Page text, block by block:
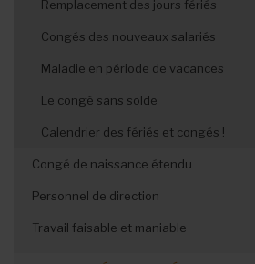
Remplacement des jours fériés
Congés des nouveaux salariés
Maladie en période de vacances
Le congé sans solde
Calendrier des fériés et congés !
Congé de naissance étendu
Personnel de direction
Travail faisable et maniable
L’épargne-carrière